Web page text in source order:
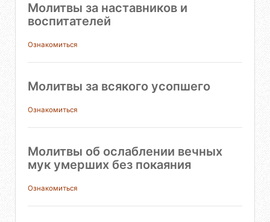
Молитвы за наставников и
воспитателей
Ознакомиться
Молитвы за всякого усопшего
Ознакомиться
Молитвы об ослаблении вечных
мук умерших без покаяния
Ознакомиться